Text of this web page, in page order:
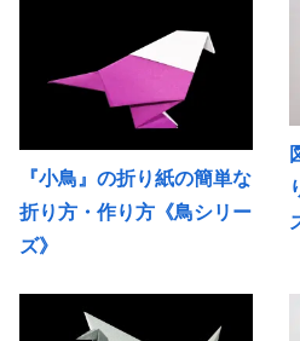
『小鳥』の折り紙の簡単な
折り方・作り方《鳥シリー
ズ》